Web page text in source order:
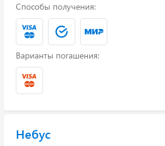
Способы получения:
Варианты погашения:
Небус